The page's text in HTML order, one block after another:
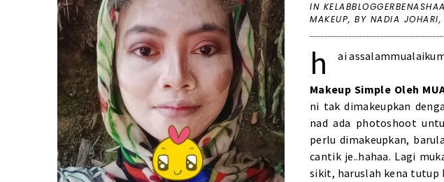
IN
MAKEUP,BY NADIA JOHARI,
h ai
Makeup Simple Oleh
ni tak dimakeupkan
nad ada photoshoot
perlu dimakeupkan,
cantik je..hahaa. Lagi
sikit, haruslah kena tutup